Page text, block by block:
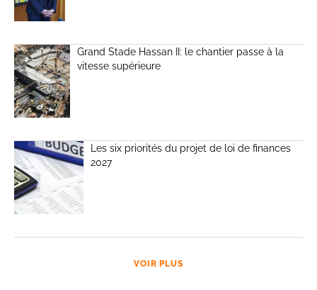
Grand Stade Hassan II: le chantier passe à la
vitesse supérieure
Les six priorités du projet de loi de finances
2027
VOIR PLUS